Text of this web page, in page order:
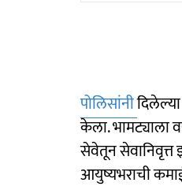
पोलिसांनी
केला. भामट्याला
सेवेतून सेवानिवृत्त
आयुष्यभराची